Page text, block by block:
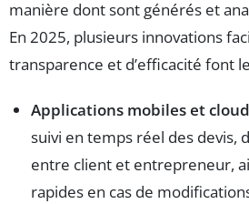
manière dont sont générés et
En 2025, plusieurs innovations
transparence et d’efficacité font
Applications mobiles et
suivi en temps réel des devis,
entre client et entrepreneur,
rapides en cas de